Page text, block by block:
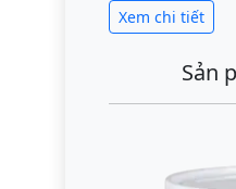
Xem chi tiết
Sản